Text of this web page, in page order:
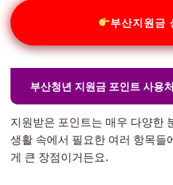
부산지원금
부산청년 지원금 포인트 사용처
지원받은 포인트는 매우 다양한
생활 속에서 필요한 여러 항목들
게 큰 장점이거든요.